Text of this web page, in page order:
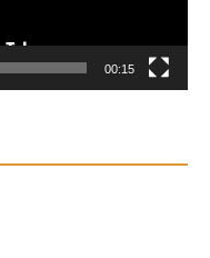
00:15